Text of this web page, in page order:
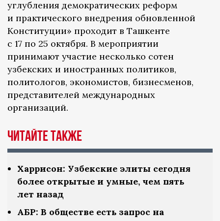
углубления демократических реформ
и практического внедрения обновленной
Конституции» проходит в Ташкенте
с 17 по 25 октября. В мероприятии
принимают участие несколько сотен
узбекских и иностранных политиков,
политологов, экономистов, бизнесменов,
представителей международных
организаций.
Читайте также
Харрисон: Узбекские элиты сегодня
более открытые и умные, чем пять
лет назад
АБР: В обществе есть запрос на